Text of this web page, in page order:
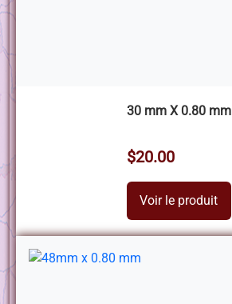
30 mm X 0.80 mm
$20.00
Voir le produit